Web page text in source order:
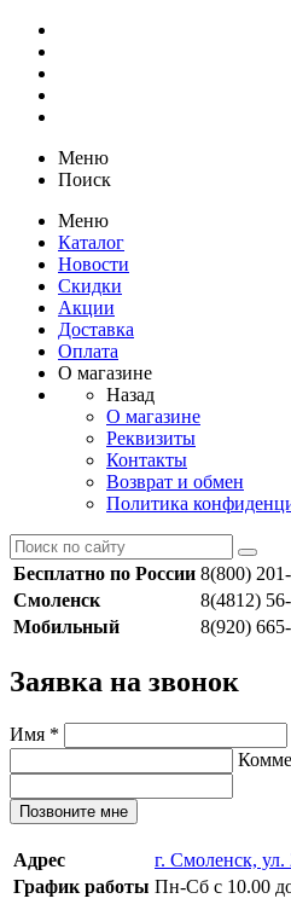
Меню
Поиск
Меню
Каталог
Новости
Скидки
Акции
Доставка
Оплата
О магазине
Назад
О магазине
Реквизиты
Контакты
Возврат и обмен
Политика
Бесплатно по России 8(800)
Смоленск
8(4812)
Мобильный
8(920)
Заявка на звонок
Имя *
Позвоните мне
Адрес
г. Смоленск, ул.
График работы Пн-Сб с 10.00